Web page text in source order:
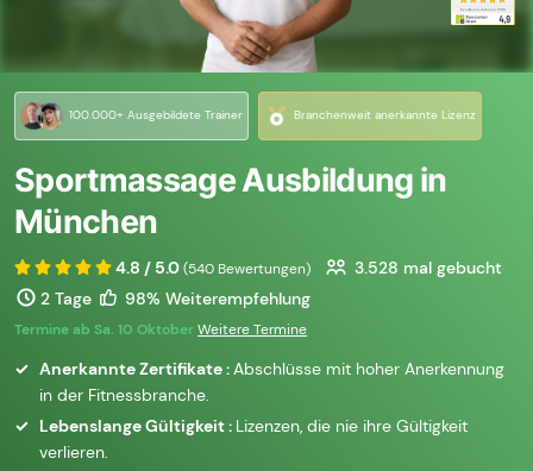
100.000+ Ausgebildete Trainer Branchenweit anerkannte Lizenz
Sportmassage Ausbildung in
München
4.8 / 5.0(540 Bewertungen) 3.528 mal gebucht
2 Tage
98% Weiterempfehlung
Termine ab Sa. 10 OktoberWeitere Termine
Anerkannte Zertifikate :Abschlüsse mit hoher Anerkennung
in der Fitnessbranche.
Lebenslange Gültigkeit : Lizenzen, die nie ihre Gültigkeit
verlieren.